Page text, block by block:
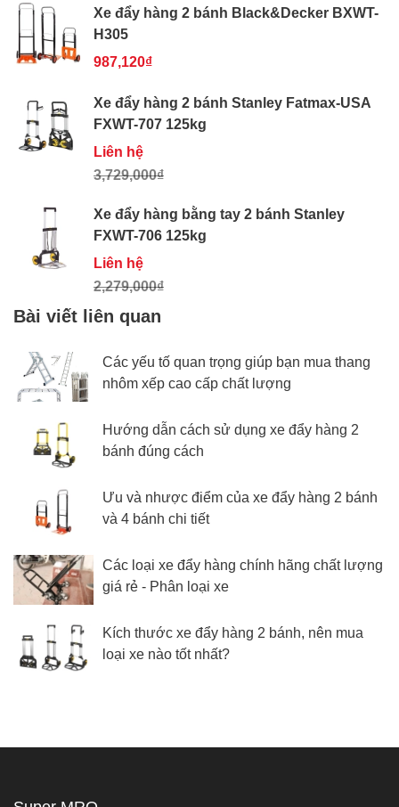
Xe đẩy hàng 2 bánh Black&Decker BXWT-
H305
987,120₫
Xe đẩy hàng 2 bánh Stanley Fatmax-USA
FXWT-707 125kg
Liên hệ
3,729,000₫
Xe đẩy hàng bằng tay 2 bánh Stanley
FXWT-706 125kg
Liên hệ
2,279,000₫
Bài viết liên quan
Các yếu tố quan trọng giúp bạn mua thang
nhôm xếp cao cấp chất lượng
Hướng dẫn cách sử dụng xe đẩy hàng 2
bánh đúng cách
Ưu và nhược điểm của xe đẩy hàng 2 bánh
và 4 bánh chi tiết
Các loại xe đẩy hàng chính hãng chất lượng
giá rẻ - Phân loại xe
Kích thước xe đẩy hàng 2 bánh, nên mua
loại xe nào tốt nhất?